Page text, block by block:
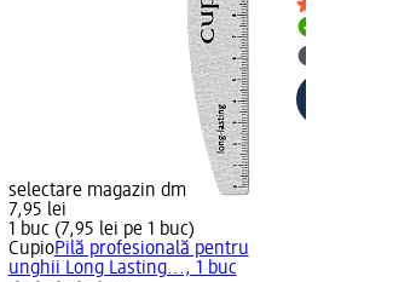
selectare magazin dm
7,95 lei
1 buc (7,95 lei pe 1 buc)
CupioPilă profesională pentru
unghii Long Lasting..., 1 buc